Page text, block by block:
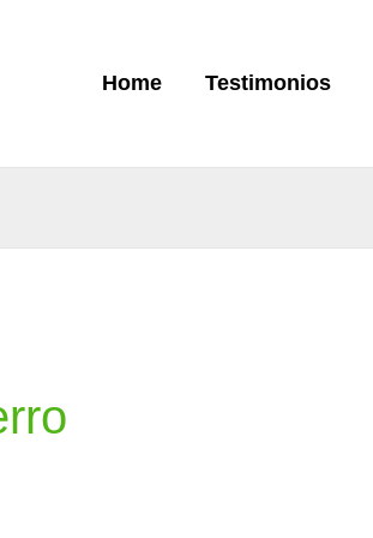
Home Testimonios